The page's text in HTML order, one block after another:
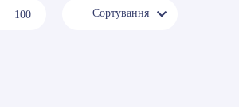
100 Сортування